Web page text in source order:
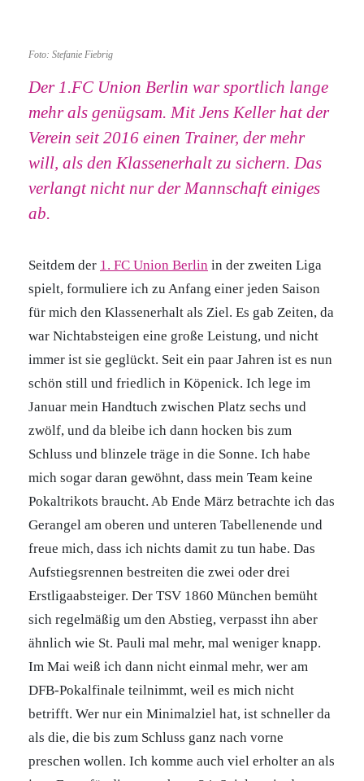
Foto: Stefanie Fiebrig
Der 1.FC Union Berlin war sportlich lange
mehr als genügsam. Mit Jens Keller hat der
Verein seit 2016 einen Trainer, der mehr
will, als den Klassenerhalt zu sichern. Das
verlangt nicht nur der Mannschaft einiges
ab.
Seitdem der 1. FC Union Berlin in der zweiten Liga
spielt, formuliere ich zu Anfang einer jeden Saison
für mich den Klassenerhalt als Ziel. Es gab Zeiten, da
war Nichtabsteigen eine große Leistung, und nicht
immer ist sie geglückt. Seit ein paar Jahren ist es nun
schön still und friedlich in Köpenick. Ich lege im
Januar mein Handtuch zwischen Platz sechs und
zwölf, und da bleibe ich dann hocken bis zum
Schluss und blinzele träge in die Sonne. Ich habe
mich sogar daran gewöhnt, dass mein Team keine
Pokaltrikots braucht. Ab Ende März betrachte ich das
Gerangel am oberen und unteren Tabellenende und
freue mich, dass ich nichts damit zu tun habe. Das
Aufstiegsrennen bestreiten die zwei oder drei
Erstligaabsteiger. Der TSV 1860 München bemüht
sich regelmäßig um den Abstieg, verpasst ihn aber
ähnlich wie St. Pauli mal mehr, mal weniger knapp.
Im Mai weiß ich dann nicht einmal mehr, wer am
DFB-Pokalfinale teilnimmt, weil es mich nicht
betrifft. Wer nur ein Minimalziel hat, ist schneller da
als die, die bis zum Schluss ganz nach vorne
preschen wollen. Ich komme auch viel erholter an als